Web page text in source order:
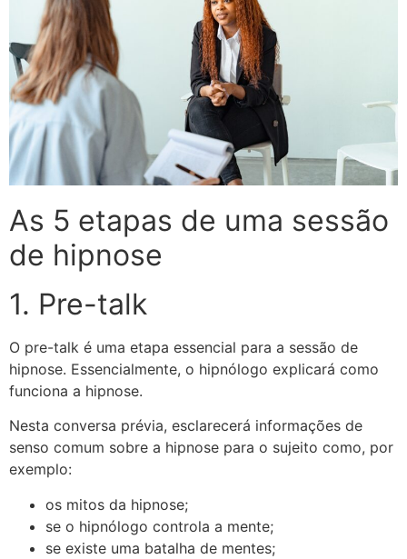
As 5 etapas de uma sessão
de hipnose
1. Pre-talk
O pre-talk é uma etapa essencial para a sessão de
hipnose. Essencialmente, o hipnólogo explicará como
funciona a hipnose.
Nesta conversa prévia, esclarecerá informações de
senso comum sobre a hipnose para o sujeito como, por
exemplo:
os mitos da hipnose;
se o hipnólogo controla a mente;
se existe uma batalha de mentes;